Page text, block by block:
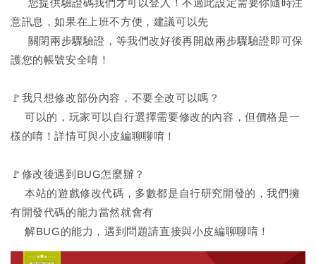
意訊息，如果在上班不方便，建議可以先
關閉兩步驟驗證，等我們改好後再開啟兩步驟驗證即可保
護您的帳號安全唷！
🚩我只想修改部份內容，不要全改可以嗎？
可以的，玩家可以自行選擇需要修改的內容，但價格是一
樣的唷！詳情可與小皮編聊聊唷！
🚩修改後遇到BUG怎麼辦？
本站的遊戲修改代碼，多數都是自行研究開發的，我們擁
有開發代碼的能力當然就會有
解BUG的能力，遇到問題請直接與小皮編聊聊唷！